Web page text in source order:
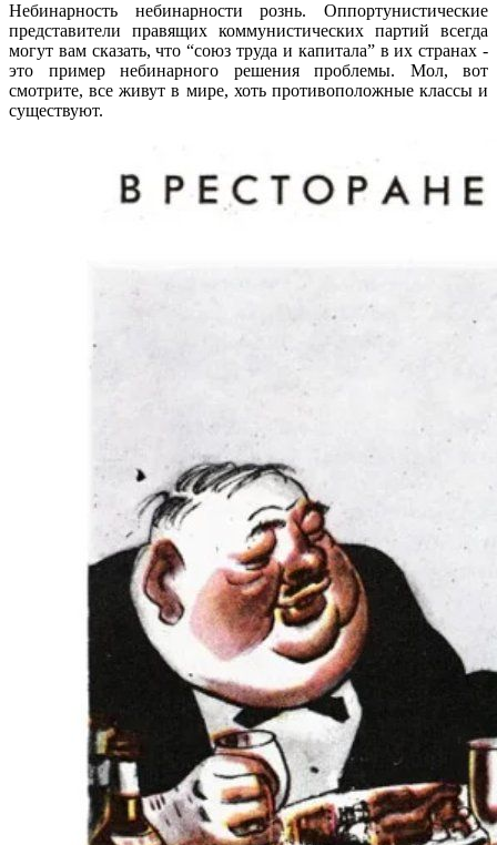
Небинарность небинарности рознь. Оппортунистические
представители правящих коммунистических партий всегда
могут вам сказать, что “союз труда и капитала” в их странах -
это пример небинарного решения проблемы. Мол, вот
смотрите, все живут в мире, хоть противоположные классы и
существуют.